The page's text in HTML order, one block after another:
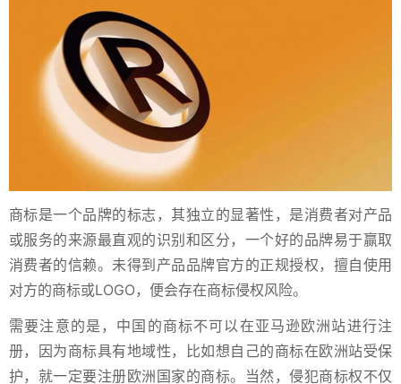
商标是一个品牌的标志，其独立的显著性，是消费者对产品
或服务的来源最直观的识别和区分，一个好的品牌易于赢取
消费者的信赖。未得到产品品牌官方的正规授权，擅自使用
对方的商标或LOGO，便会存在商标侵权风险。
需要注意的是，中国的商标不可以在亚马逊欧洲站进行注
册，因为商标具有地域性，比如想自己的商标在欧洲站受保
护，就一定要注册欧洲国家的商标。当然，侵犯商标权不仅